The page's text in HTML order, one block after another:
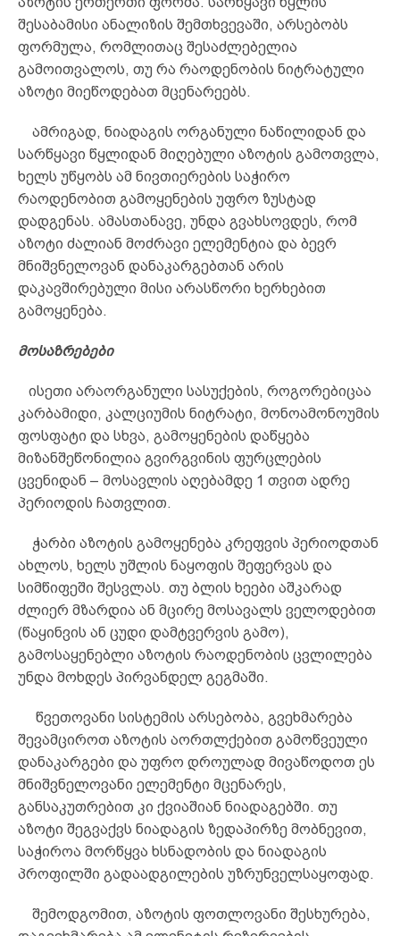
შესაბამისი ანალიზის შემთხვევაში, არსებობს
ფორმულა, რომლითაც შესაძლებელია
გამოითვალოს, თუ რა რაოდენობის ნიტრატული
აზოტი მიეწოდებათ მცენარეებს.
ამრიგად, ნიადაგის ორგანული ნაწილიდან და
სარწყავი წყლიდან მიღებული აზოტის გამოთვლა,
ხელს უწყობს ამ ნივთიერების საჭირო
რაოდენობით გამოყენების უფრო ზუსტად
დადგენას. ამასთანავე, უნდა გვახსოვდეს, რომ
აზოტი ძალიან მოძრავი ელემენტია და ბევრ
მნიშვნელოვან დანაკარგებთან არის
დაკავშირებული მისი არასწორი ხერხებით
გამოყენება.
მოსაზრებები
ისეთი არაორგანული სასუქების, როგორებიცაა
კარბამიდი, კალციუმის ნიტრატი, მონოამონოუმის
ფოსფატი და სხვა, გამოყენების დაწყება
მიზანშეწონილია გვირგვინის ფურცლების
ცვენიდან – მოსავლის აღებამდე 1 თვით ადრე
პერიოდის ჩათვლით.
ჭარბი აზოტის გამოყენება კრეფვის პერიოდთან
ახლოს, ხელს უშლის ნაყოფის შეფერვას და
სიმწიფეში შესვლას. თუ ბლის ხეები აშკარად
ძლიერ მზარდია ან მცირე მოსავალს ველოდებით
(წაყინვის ან ცუდი დამტვერვის გამო),
გამოსაყენებლი აზოტის რაოდენობის ცვლილება
უნდა მოხდეს პირვანდელ გეგმაში.
წვეთოვანი სისტემის არსებობა, გვეხმარება
შევამციროთ აზოტის აორთლქებით გამოწვეული
დანაკარგები და უფრო დროულად მივაწოდოთ ეს
მნიშვნელოვანი ელემენტი მცენარეს,
განსაკუთრებით კი ქვიაშიან ნიადაგებში. თუ
აზოტი შეგვაქვს ნიადაგის ზედაპირზე მობნევით,
საჭიროა მორწყვა ხსნადობის და ნიადაგის
პროფილში გადაადგილების უზრუნველსაყოფად.
შემოდგომით, აზოტის ფოთლოვანი შესხურება,